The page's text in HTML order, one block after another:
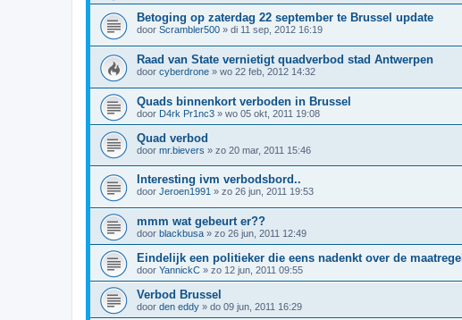
Betoging op zaterdag 22 september te Brussel update
door Scrambler500 » di 11 sep, 2012 16:19
Raad van State vernietigt quadverbod stad Antwerpen
door cyberdrone » wo 22 feb, 2012 14:32
Quads binnenkort verboden in Brussel
door D4rk Pr1nc3 » wo 05 okt, 2011 19:08
Quad verbod
door mr.bievers » zo 20 mar, 2011 15:46
Interesting ivm verbodsbord..
door Jeroen1991 » zo 26 jun, 2011 19:53
mmm wat gebeurt er??
door blackbusa » zo 26 jun, 2011 12:49
Eindelijk een politieker die eens nadenkt over de maatregel
door YannickC » zo 12 jun, 2011 09:55
Verbod Brussel
door den eddy » do 09 jun, 2011 16:29